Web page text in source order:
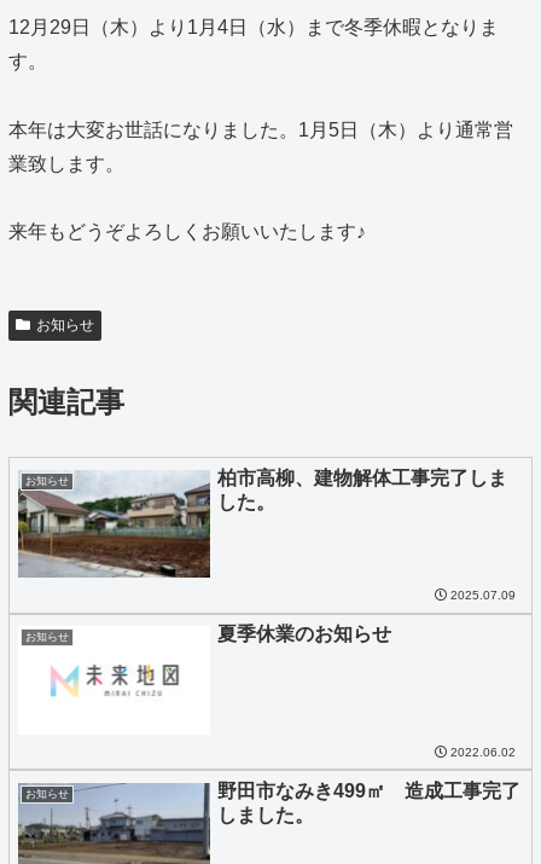
12 月 29日（木）より 1 月4日（水）まで冬季休暇となりま
す。
本年は大変お世話になりました。 1 月5日（木）より通常営
業致します。
来年もどうぞよろしくお願いいたします♪
お知らせ
関連記事
お知らせ
柏市高柳、建物解体工事完了しま
した。
2025.07.09
お知らせ 夏季休業のお知らせ
2022.06.02
お知らせ
野田市なみき499㎡ 造成工事完了
しました。